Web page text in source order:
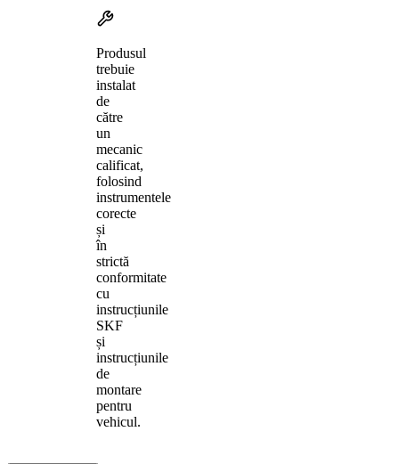
Produsul
trebuie
instalat
de
către
un
mecanic
calificat,
folosind
instrumentele
corecte
și
în
strictă
conformitate
cu
instrucțiunile
SKF
și
instrucțiunile
de
montare
pentru
vehicul.